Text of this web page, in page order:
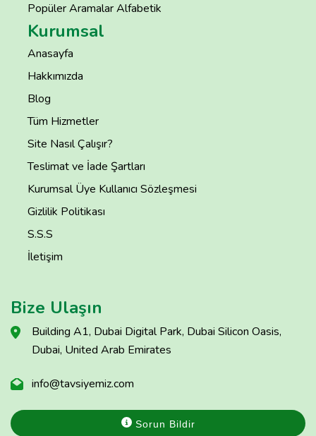
Popüler Aramalar Alfabetik
Kurumsal
Anasayfa
Hakkımızda
Blog
Tüm Hizmetler
Site Nasıl Çalışır?
Teslimat ve İade Şartları
Kurumsal Üye Kullanıcı Sözleşmesi
Gizlilik Politikası
S.S.S
İletişim
Bize Ulaşın
Building A1, Dubai Digital Park, Dubai Silicon Oasis,
Dubai, United Arab Emirates
info@tavsiyemiz.com
Sorun Bildir